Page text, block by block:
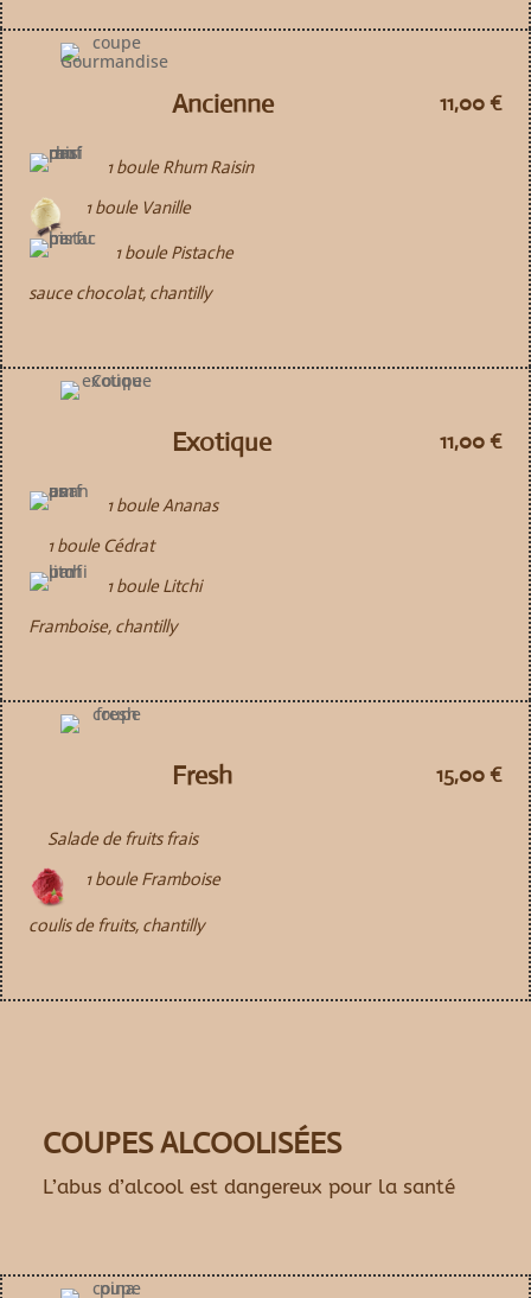
Ancienne 11,00 €
1 boule Rhum Raisin
1 boule Vanille
1 boule Pistache
sauce chocolat, chantilly
Exotique 11,00 €
1 boule Ananas
1 boule Cédrat
1 boule Litchi
Framboise, chantilly
Fresh 15,00 €
Salade de fruits frais
1 boule Framboise
coulis de fruits, chantilly
COUPES ALCOOLISÉES
L’abus d’alcool est dangereux pour la santé